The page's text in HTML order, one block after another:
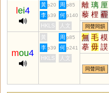
ei4
黃 p20 周 p85 離 璃 厘
藜 梩 霾
蜊 鸝 嚟
灕 蘺 杝
鑗 蠫 筣
李 p39 何 p140
HKLS 人文 同聲同韻
mou4
黃 周 p85 無 毛 模
摹 毋 謨
犛 譕 瞴
橆 糢
李 p39 何 p241
HKLS 人文
同聲同韻